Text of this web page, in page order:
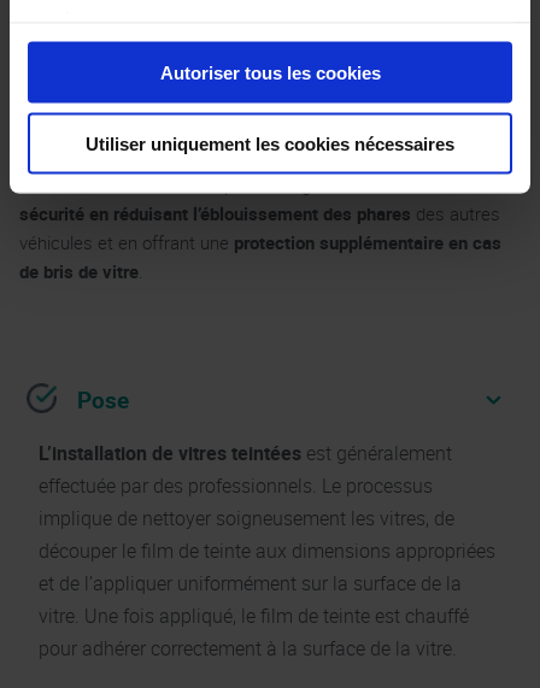
Autoriser tous les cookies
Utiliser uniquement les cookies nécessaires
peuvent être appliqués sur lesvitres latérales, la lunette arrière
pare-brise. Ces films sont disponibles dans
une gamme variée de couleurs et de niveaux de transparence,
leur véhiculetout en bénéficiant des avantages pratiques de la
sécurité en réduisant l’éblouissement des phares des autres
véhicules et en offrant une protection supplémentaire en cas
de bris de vitre.
Pose
L’installation de vitres teintées est généralement
effectuée par des professionnels. Le processus
implique de nettoyer soigneusement les vitres, de
découper le film de teinte aux dimensions appropriées
et de l’appliquer uniformément sur la surface de la
vitre. Une fois appliqué, le film de teinte est chauffé
pour adhérer correctement à la surface de la vitre.